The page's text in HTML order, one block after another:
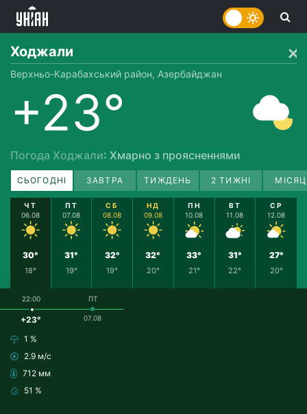
Ходжали
Верхньо-Карабахський район, Азербайджан
+23°
Погода Ходжали: Хмарно з проясненнями
СЬОГОДНІ ЗАВТРА ТИЖДЕНЬ 2 ТИЖНІ
ЧТ
06.08
30°
18°
ПТ
07.08
31°
19°
СБ
08.08
32°
19°
НД
09.08
32°
20°
ПН
10.08
33°
21°
ВТ
11.08
31°
22°
СР
12.08
27°
20°
22:00
+23°
1 %
2.9 м/с
712 мм
51 %
ПТ
07.08